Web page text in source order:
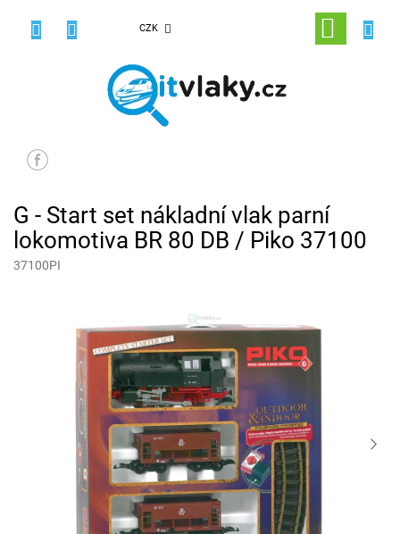
CZK
NÁKUPNÍ
KOŠÍK
G - Start set nákladní vlak parní
lokomotiva BR 80 DB / Piko 37100
37100PI